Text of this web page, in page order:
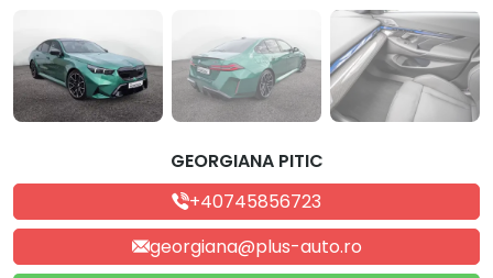
GEORGIANA PITIC
+40745856723
georgiana@plus-auto.ro